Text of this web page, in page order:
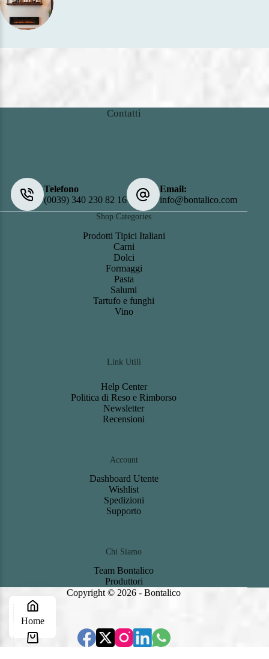
Contatti
Telefono
(0039) 340 230 82 16
Email:
info@bontalico.com
Shop Categories
Prodotti Tipici Italiani
Carni
Dolci
Formaggi
Pasta
Salumi
Tartufo e funghi
Vino
Link Utili
Help Center
Politica di Reso e Rimborso
Newsletter
Recensioni
Account
Dashboard Utente
Wishlist
Spedizioni
Supporto
Chi Siamo
Team Bontalico
Produttori
Copyright © 2026 - Bontalico
Home